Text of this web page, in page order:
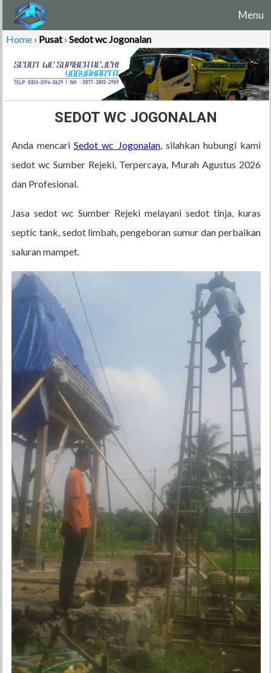
Menu
Home › Pusat › Sedot wc Jogonalan
SEDOT WC JOGONALAN
Anda mencariSedot wc Jogonalan, silahkan hubungi kami
sedot wc Sumber Rejeki, Terpercaya, Murah Agustus 2026
dan Profesional.
Jasa sedot wc Sumber Rejeki melayani sedot tinja, kuras
septic tank, sedot limbah, pengeboran sumur dan perbaikan
saluran mampet.